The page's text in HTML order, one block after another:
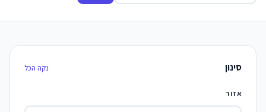
סינון נקה הכל
אזור